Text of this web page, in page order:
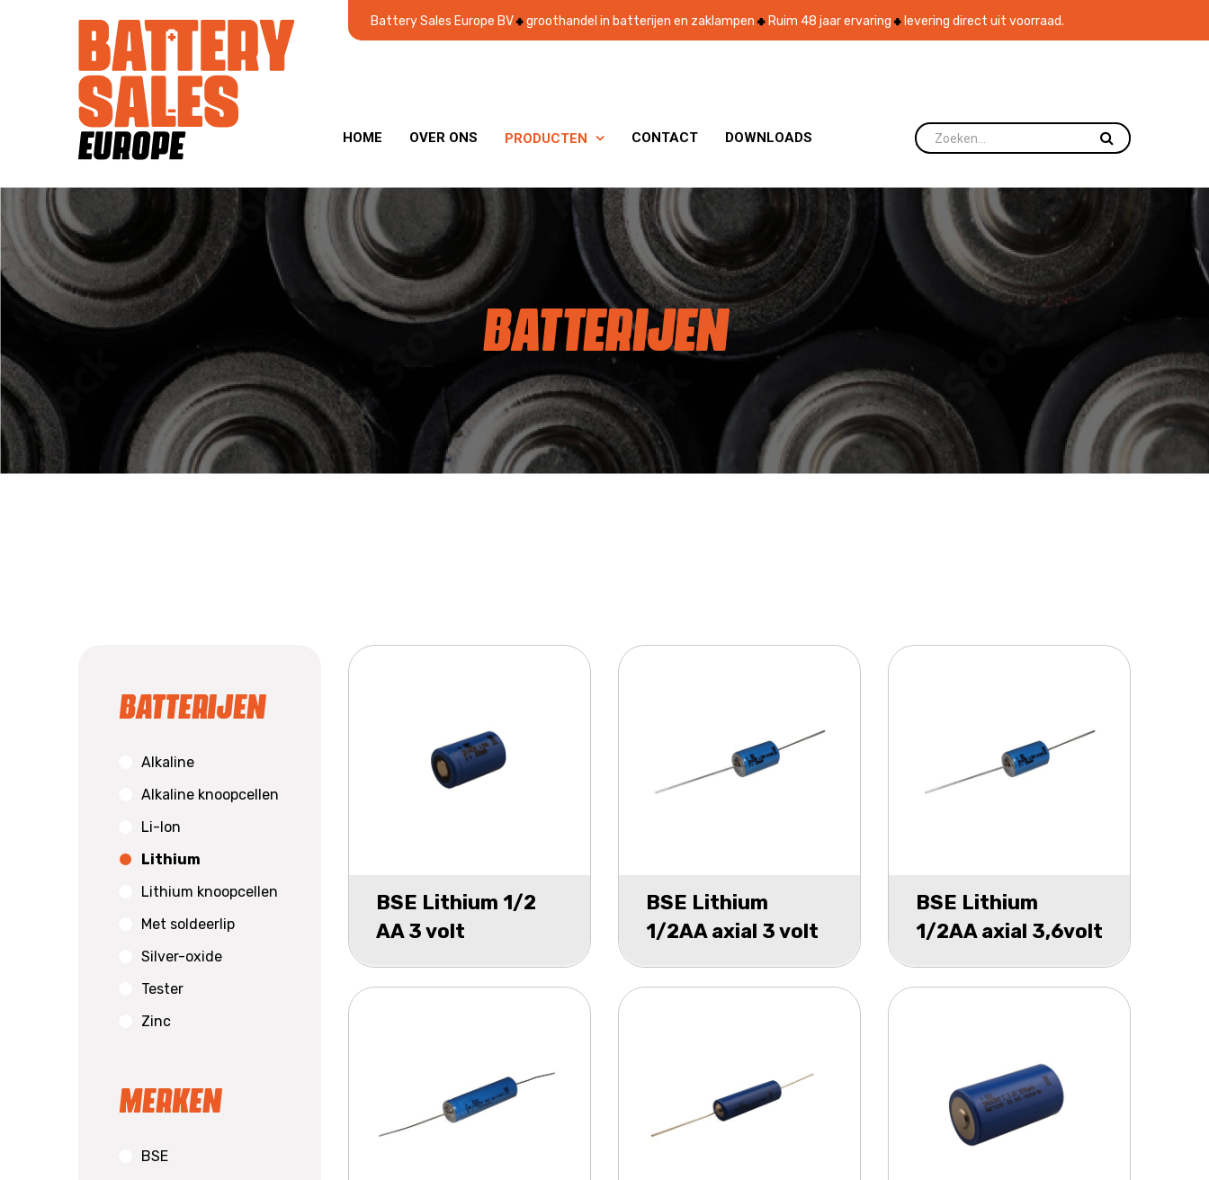
Battery Sales Europe BV groothandel in batterijen en zaklampen Ruim 48 jaar ervaring levering direct uit voorraad.
HOME OVER ONS PRODUCTEN  CONTACT DOWNLOADS
BATTERIJEN
BSE Lithium 1/2
AA 3 volt
BSE Lithium
1/2AA axial 3 volt
BSE Lithium
1/2AA axial 3,6volt
Batterijen
Alkaline
Alkaline knoopcellen
Li-Ion
Lithium
Lithium knoopcellen
Met soldeerlip
Silver-oxide
Tester
Zinc
Merken
BSE